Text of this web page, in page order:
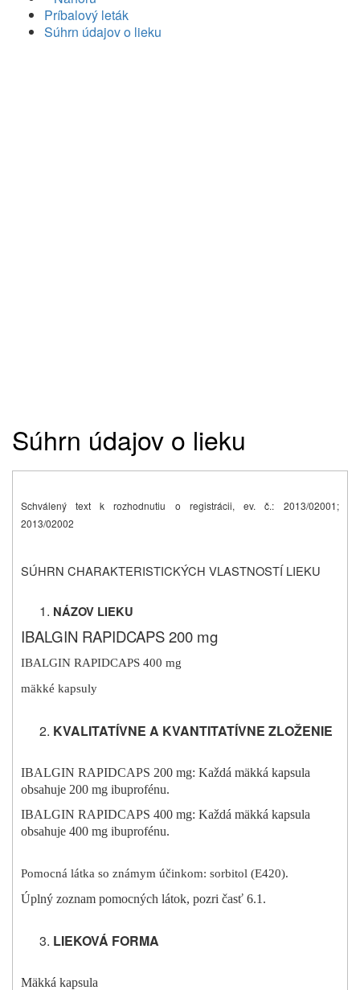
Príbalový leták
Súhrn údajov o lieku
Súhrn údajov o lieku
Schválený text k rozhodnutiu o registrácii, ev. č.:
2013/02001;
2013/02002
SÚHRN CHARAKTERISTICKÝCH VLASTNOSTÍ LIEKU
NÁZOV LIEKU
IBALGIN RAPIDCAPS 200 mg
IBALGIN RAPIDCAPS 400 mg
mäkké kapsuly
KVALITATÍVNE A KVANTITATÍVNE ZLOŽENIE
IBALGIN RAPIDCAPS 200 mg: Každá mäkká kapsula
obsahuje 200 mg ibuprofénu.
IBALGIN RAPIDCAPS 400 mg: Každá mäkká kapsula
obsahuje 400 mg ibuprofénu.
Pomocná látka so známym účinkom: sorbitol (E420).
Úplný zoznam pomocných látok, pozri časť 6.1.
LIEKOVÁ FORMA
Mäkká kapsula